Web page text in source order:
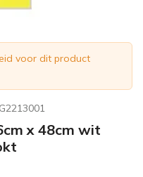
voor dit product
G2213001
x 48cm wit